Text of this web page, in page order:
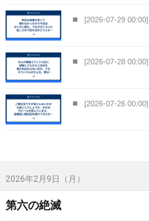
■ [2026-07-29 00:00]
■ [2026-07-28 00:00]
■ [2026-07-26 00:00]
2026年2月9日（月）
第六の絶滅